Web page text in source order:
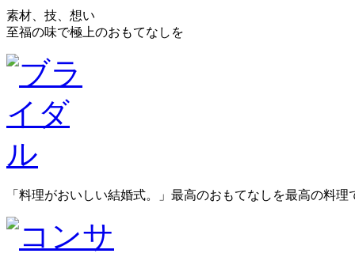
素材、技、想い
至福の味で極上のおもてなしを
「料理がおいしい結婚式。」最高のおもてなしを最高の料理